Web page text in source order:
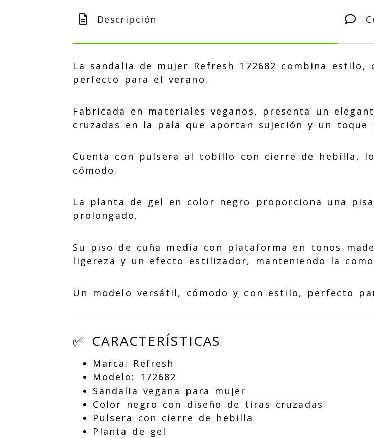
Descripción
La sandalia de mujer Refresh 172682 combina
perfecto para el verano.
Fabricada en materiales veganos, presenta un
cruzadas en la pala que aportan sujeción y un toque
Cuenta con pulsera al tobillo con cierre de hebilla,
cómodo.
La planta de gel en color negro proporciona una
prolongado.
Su piso de cuña media con plataforma en tonos
ligereza y un efecto estilizador, manteniendo la
Un modelo versátil, cómodo y con estilo, perfecto
✅ CARACTERÍSTICAS
Marca: Refresh
Modelo: 172682
Sandalia vegana para mujer
Color negro con diseño de tiras cruzadas
Pulsera con cierre de hebilla
Planta de gel